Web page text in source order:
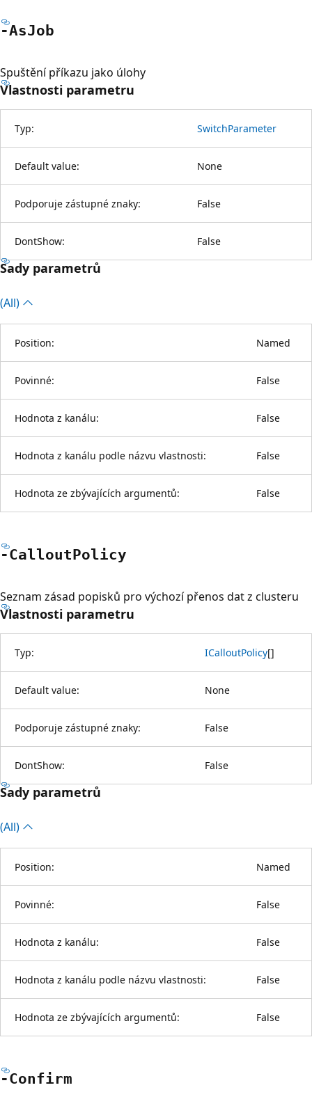
-AsJob
Spuštění příkazu jako úlohy
Vlastnosti parametru
Typ: SwitchParameter
Default value: None
Podporuje zástupné znaky: False
DontShow: False
Sady parametrů
(All)
Position: Named
Povinné: False
Hodnota z kanálu: False
Hodnota z kanálu podle názvu vlastnosti: False
Hodnota ze zbývajících argumentů: False
-CalloutPolicy
Seznam zásad popisků pro výchozí přenos dat z clusteru
Vlastnosti parametru
Typ: ICalloutPolicy[]
Default value: None
Podporuje zástupné znaky: False
DontShow: False
Sady parametrů
(All)
Position: Named
Povinné: False
Hodnota z kanálu: False
Hodnota z kanálu podle názvu vlastnosti: False
Hodnota ze zbývajících argumentů: False
-Confirm